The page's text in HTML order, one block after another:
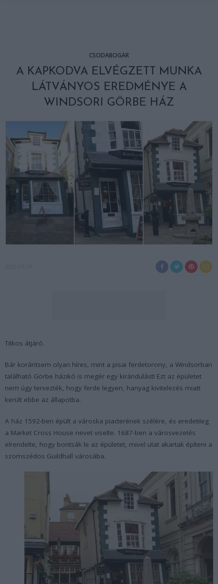
CSODABOGÁR
A KAPKODVA ELVÉGZETT MUNKA
LÁTVÁNYOS EREDMÉNYE A
WINDSORI GÖRBE HÁZ
Titkos átjáró.
Bár korántsem olyan híres, mint a pisai ferdetorony, a Windsorban
található Görbe házikó is megér egy kirándulást! Ezt az épületet
nem úgy tervezték, hogy ferde legyen, hanyag kivitelezés miatt
került ebbe az állapotba.
A ház 1592-ben épült a városka piacterének szélére, és eredetileg
a Market Cross House nevet viselte. 1687-ben a városvezetés
elrendelte, hogy bontsák le az épületet, mivel utat akartak építeni a
szomszédos Guildhall városába.